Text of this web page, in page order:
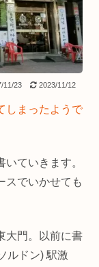
11/23 2023/11/12
しまったようで
ていきます。
スでいかせても
大門。以前に書
ルドン) 駅激